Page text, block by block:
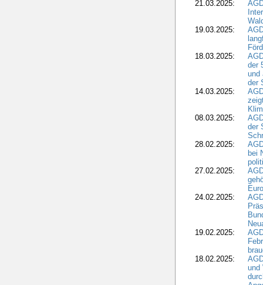
21.03.2025:
19.03.2025:
18.03.2025:
der
und
der
14.03.2025:
08.03.2025:
der
28.02.2025:
bei
27.02.2025:
24.02.2025:
19.02.2025:
18.02.2025:
und